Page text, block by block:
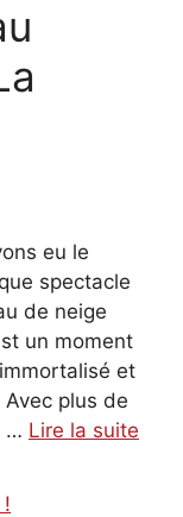
eu le
spectacle
de neige
un moment
et
plus de
… Lire la suite
!